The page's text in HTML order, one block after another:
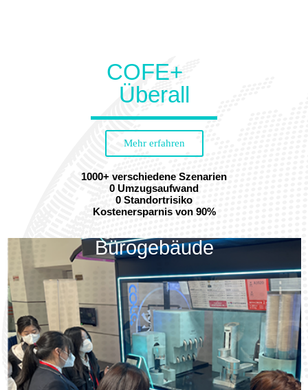
COFE+
Überall
Mehr erfahren
1000+ verschiedene Szenarien
0 Umzugsaufwand
0 Standortrisiko
Kostenersparnis von 90%
Bürogebäude